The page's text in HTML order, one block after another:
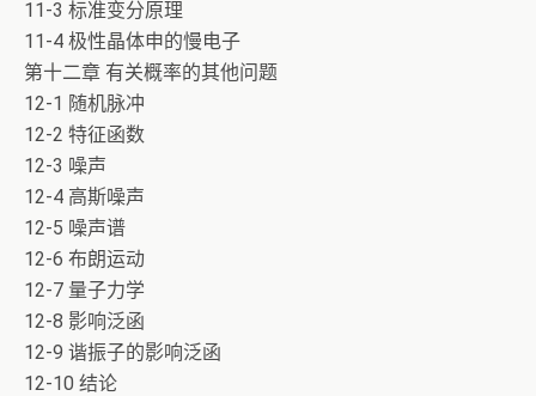
11-3 标准变分原理
11-4 极性晶体申的慢电子
第十二章 有关概率的其他问题
12-1 随机脉冲
12-2 特征函数
12-3 噪声
12-4 高斯噪声
12-5 噪声谱
12-6 布朗运动
12-7 量子力学
12-8 影响泛函
12-9 谐振子的影响泛函
12-10 结论